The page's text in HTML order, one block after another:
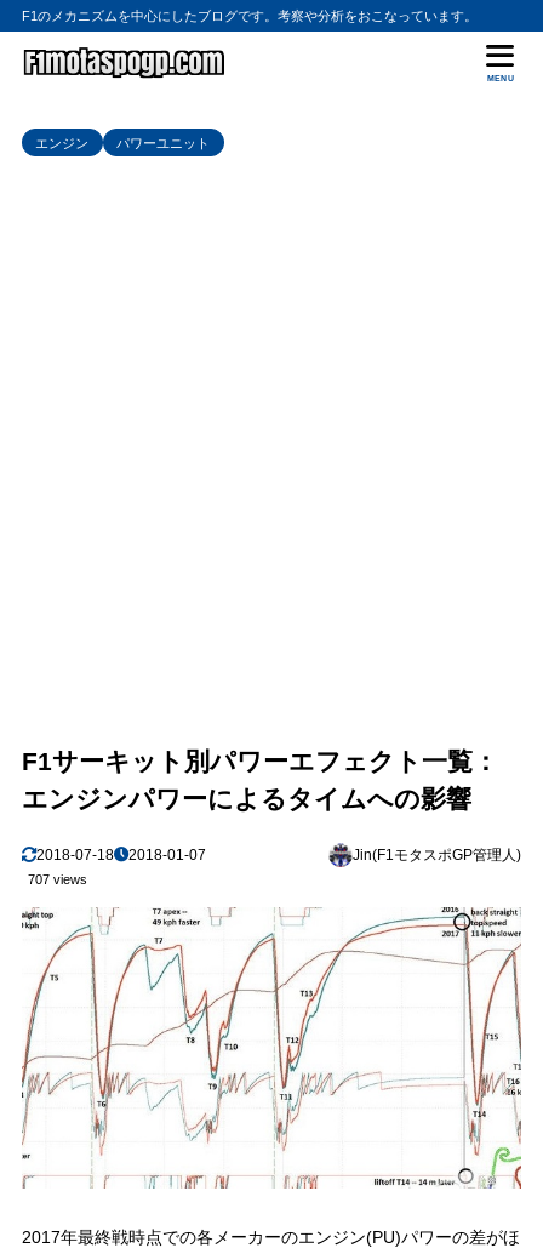
F1のメカニズムを中心にしたブログです。考察や分析をおこなっています。
MENU
エンジン パワーユニット
F1サーキット別パワーエフェクト一覧：
エンジンパワーによるタイムへの影響
2018-07-18 2018-01-07 Jin(F1モタスポGP管理人)
707 views
2017年最終戦時点での各メーカーのエンジン(PU)パワーの差がほ